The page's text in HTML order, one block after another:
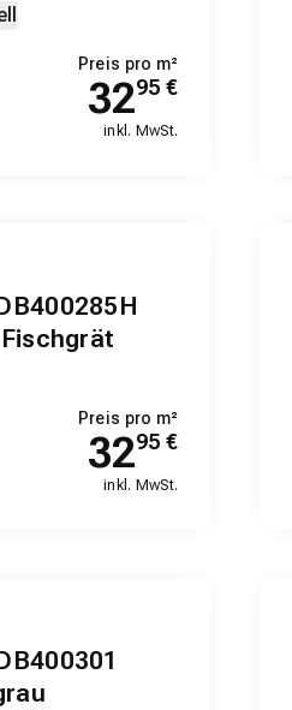
Preis pro m²
3295 €
inkl. MwSt.
Preis pro m²
3295 €
inkl. MwSt.